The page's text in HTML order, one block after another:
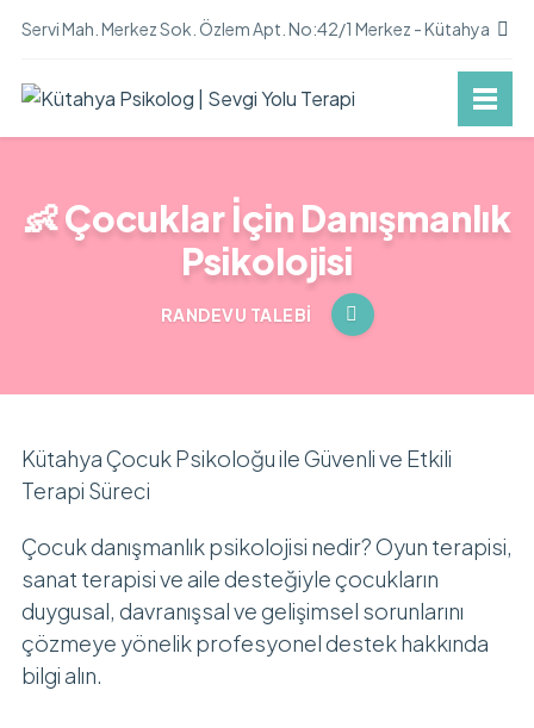
Servi Mah. Merkez Sok. Özlem Apt. No:42/1 Merkez - Kütahya
👶 Çocuklar İçin Danışmanlık
Psikolojisi
RANDEVU TALEBI
Kütahya Çocuk Psikoloğu ile Güvenli ve Etkili
Terapi Süreci
Çocuk danışmanlık psikolojisi nedir? Oyun terapisi,
sanat terapisi ve aile desteğiyle çocukların
duygusal, davranışsal ve gelişimsel sorunlarını
çözmeye yönelik profesyonel destek hakkında
bilgi alın.